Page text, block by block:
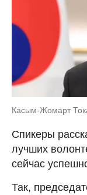
Касым-Жомарт
Спикеры
лучших
сейчас
Так,